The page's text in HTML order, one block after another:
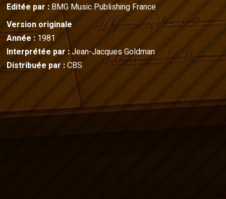
Editée par :BMG Music Publishing France
Version originale
Année :1981
Interprétée par :Jean-Jacques Goldman
Distribuée par :CBS